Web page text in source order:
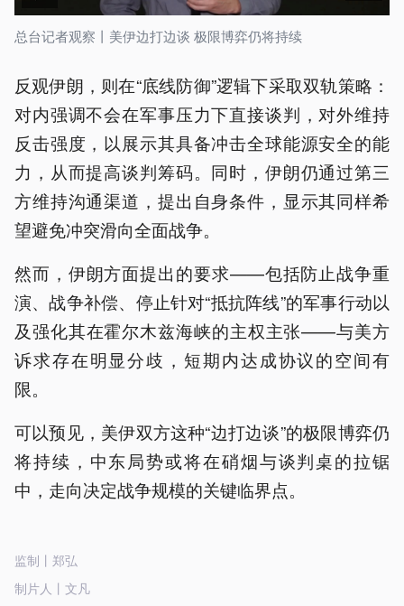
总台记者观察丨美伊边打边谈 极限博弈仍将持续
反观伊朗，则在“底线防御”逻辑下采取双轨策略：
对内强调不会在军事压力下直接谈判，对外维持
反击强度，以展示其具备冲击全球能源安全的能
力，从而提高谈判筹码。同时，伊朗仍通过第三
方维持沟通渠道，提出自身条件，显示其同样希
望避免冲突滑向全面战争。
然而，伊朗方面提出的要求——包括防止战争重
演、战争补偿、停止针对“抵抗阵线”的军事行动以
及强化其在霍尔木兹海峡的主权主张——与美方
诉求存在明显分歧，短期内达成协议的空间有
限。
可以预见，美伊双方这种“边打边谈”的极限博弈仍
将持续，中东局势或将在硝烟与谈判桌的拉锯
中，走向决定战争规模的关键临界点。
监制丨郑弘
制片人丨文凡